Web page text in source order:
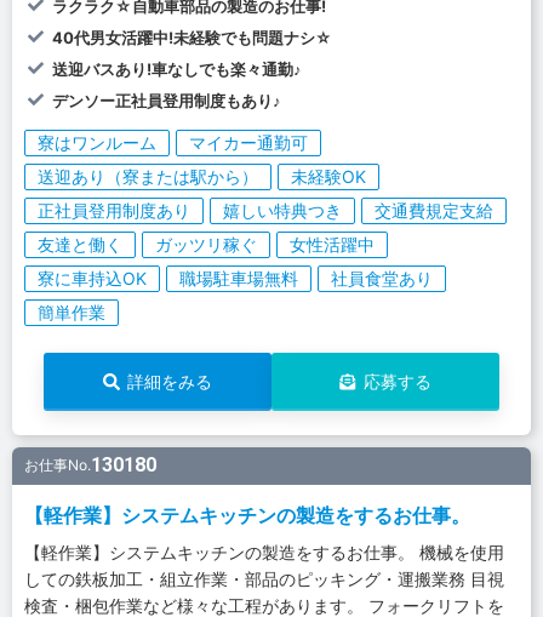
ラクラク☆自動車部品の製造のお仕事!
40代男女活躍中!未経験でも問題ナシ☆
送迎バスあり!車なしでも楽々通勤♪
デンソー正社員登用制度もあり♪
寮はワンルーム
マイカー通勤可
送迎あり（寮または駅から）
未経験OK
正社員登用制度あり
嬉しい特典つき
交通費規定支給
友達と働く
ガッツリ稼ぐ
女性活躍中
寮に車持込OK
職場駐車場無料
社員食堂あり
簡単作業
詳細をみる 応募する
お仕事No.130180
【軽作業】システムキッチンの製造をするお仕事。
【軽作業】システムキッチンの製造をするお仕事。 機械を使用
しての鉄板加工・組立作業・部品のピッキング・運搬業務 目視
検査・梱包作業など様々な工程があります。 フォークリフトを